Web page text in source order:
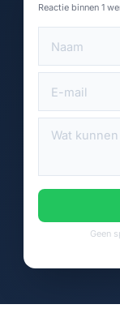
Reactie binnen 1
Geen